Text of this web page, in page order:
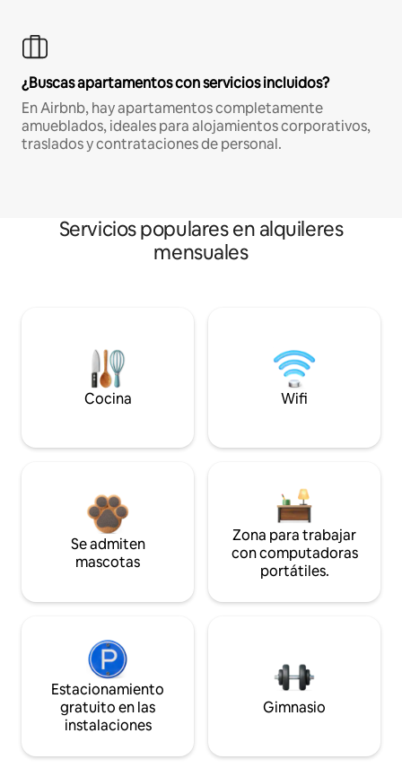
¿Buscas apartamentos con servicios incluidos?
En Airbnb, hay apartamentos completamente
amueblados, ideales para alojamientos corporativos,
traslados y contrataciones de personal.
Servicios populares en alquileres
mensuales
Cocina Wifi
Se admiten
mascotas
Zona para trabajar
con computadoras
portátiles.
Estacionamiento
gratuito en las
instalaciones
Gimnasio